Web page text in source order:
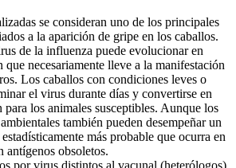
se consideran uno de los principales
a la aparición de gripe en los caballos.
de la influenza puede evolucionar en
que necesariamente lleve a la manifestación
Los caballos con condiciones leves o
el virus durante días y convertirse en
los animales susceptibles. Aunque los
también pueden desempeñar un
más probable que ocurra en
antígenos obsoletos.
por virus distintos al vacunal (heterólogos)